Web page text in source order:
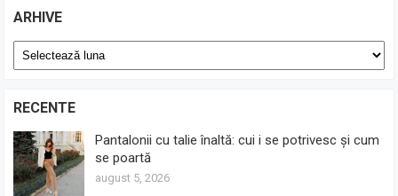
ARHIVE
Arhive
RECENTE
Pantalonii cu talie înaltă: cui i se potrivesc și cum
se poartă
august 5, 2026